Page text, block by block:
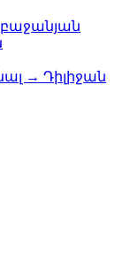
→ Դիլիջան